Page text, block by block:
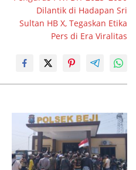
Dilantik di Hadapan Sri
Sultan HB X, Tegaskan Etika
Pers di Era Viralitas